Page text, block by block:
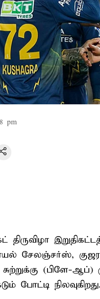
pm
திருவிழா
சேலஞ்சர்ஸ்,
(பிளே-ஆப்)
போட்டி நிலவுகிறது.